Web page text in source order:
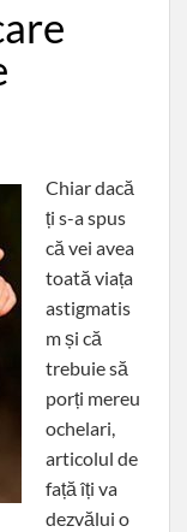
Chiar dacă
ți s-a spus
că vei avea
toată viața
astigmatis
m și că
trebuie să
porți mereu
ochelari,
articolul de
față îți va
dezvălui o